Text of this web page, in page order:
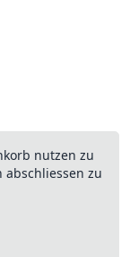
nutzen zu
zu